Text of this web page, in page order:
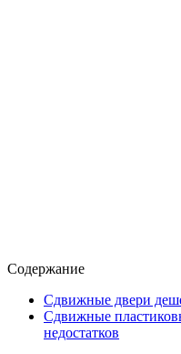
Содержание
Сдвижные двери
Сдвижные
недостатков